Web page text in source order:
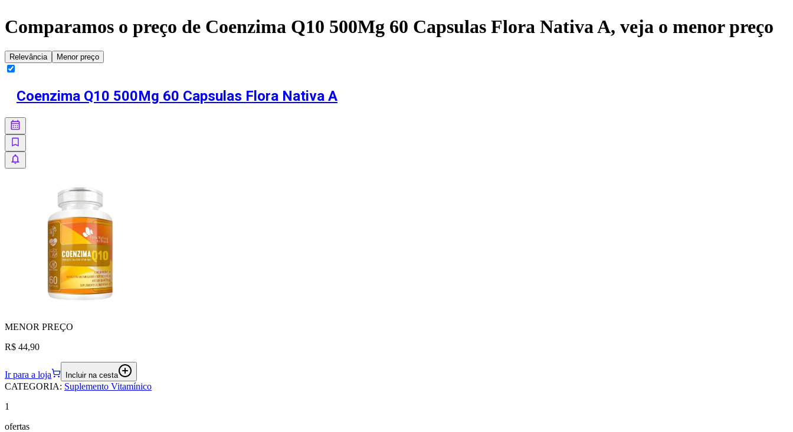
Comparamos o preço de Coenzima Q10 500Mg 60 Capsulas Flora Nativa A, veja o menor preço
Relevância Menor preço
Coenzima Q10 500Mg 60 Capsulas Flora Nativa A
MENOR PREÇO
R$ 44,90
Ir para a loja Incluir na cesta
CATEGORIA: Suplemento Vitamínico
1
ofertas